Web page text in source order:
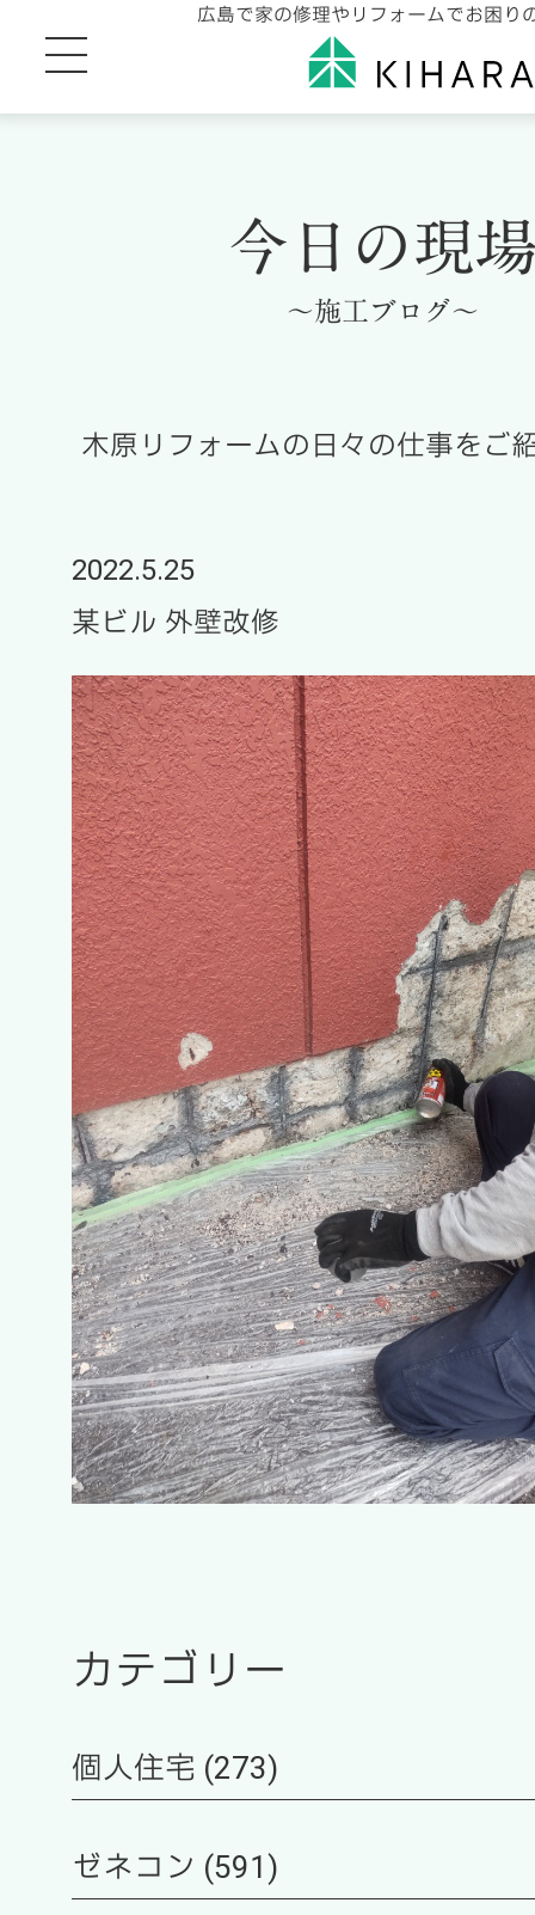
広島で家の修理やリフォームでお困り
今日の現
～施工ブログ～
木原リフォームの日々の仕事をご
2022.5.25
某ビル 外壁改修
カテゴリー
個人住宅 (273)
ゼネコン (591)